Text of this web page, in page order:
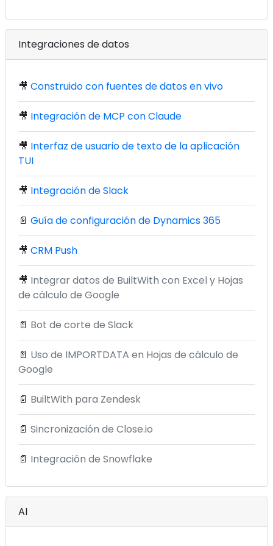
Integraciones de datos
🎥 Construido con fuentes de datos en vivo
🎥 Integración de MCP con Claude
🎥 Interfaz de usuario de texto de la aplicación
TUI
🎥 Integración de Slack
📄 Guía de configuración de Dynamics 365
🎥 CRM Push
🎥 Integrar datos de BuiltWith con Excel y Hojas
de cálculo de Google
📄 Bot de corte de Slack
📄 Uso de IMPORTDATA en Hojas de cálculo de
Google
📄 BuiltWith para Zendesk
📄 Sincronización de Close.io
📄 Integración de Snowflake
AI